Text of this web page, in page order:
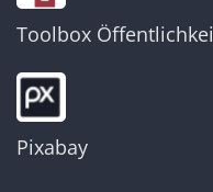
Toolbox
Pixabay